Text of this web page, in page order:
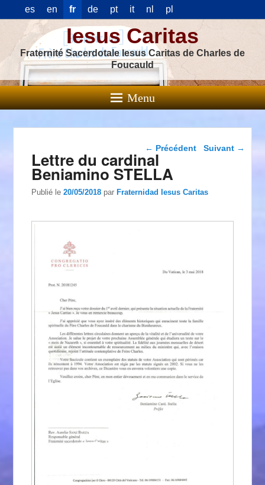
es en fr de pt it nl pl
Iesus Caritas
Fraternité Sacerdotale Iesus Caritas de Charles de
Foucauld
Menu
Navigation dans les
← Précédent Suivant →
Lettre du cardinal
Beniamino STELLA
Publié le20/05/2018 parFraternidad Iesus Caritas